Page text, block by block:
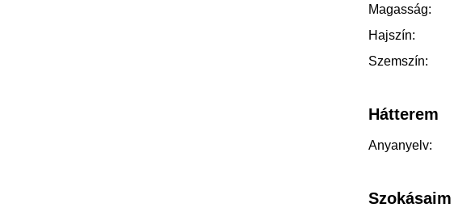
Magasság:
Hajszín:
Szemszín:
Hátterem
Anyanyelv:
Szokásaim